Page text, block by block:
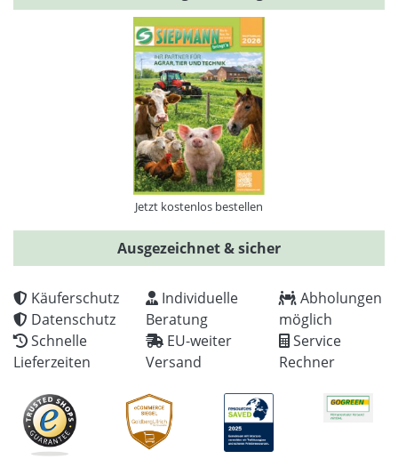
Jetzt kostenlos bestellen
Ausgezeichnet & sicher
Käuferschutz
Datenschutz
Schnelle
Lieferzeiten
Individuelle
Beratung
EU-weiter
Versand
Abholungen
möglich
Service
Rechner